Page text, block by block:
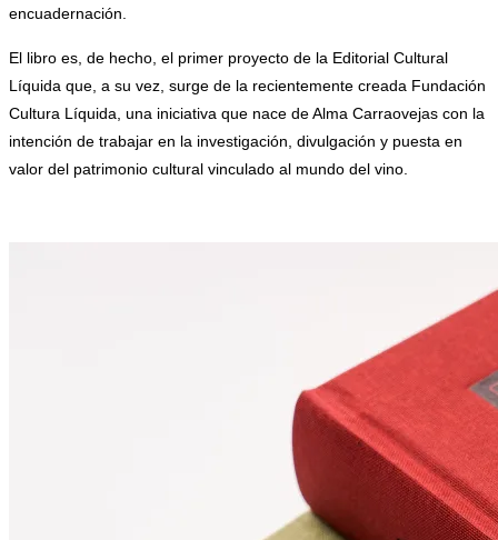
encuadernación.
El libro es, de hecho, el primer proyecto de la Editorial Cultural
Líquida que, a su vez, surge de la recientemente creada Fundación
Cultura Líquida, una iniciativa que nace de Alma Carraovejas con la
intención de trabajar en la investigación, divulgación y puesta en
valor del patrimonio cultural vinculado al mundo del vino.